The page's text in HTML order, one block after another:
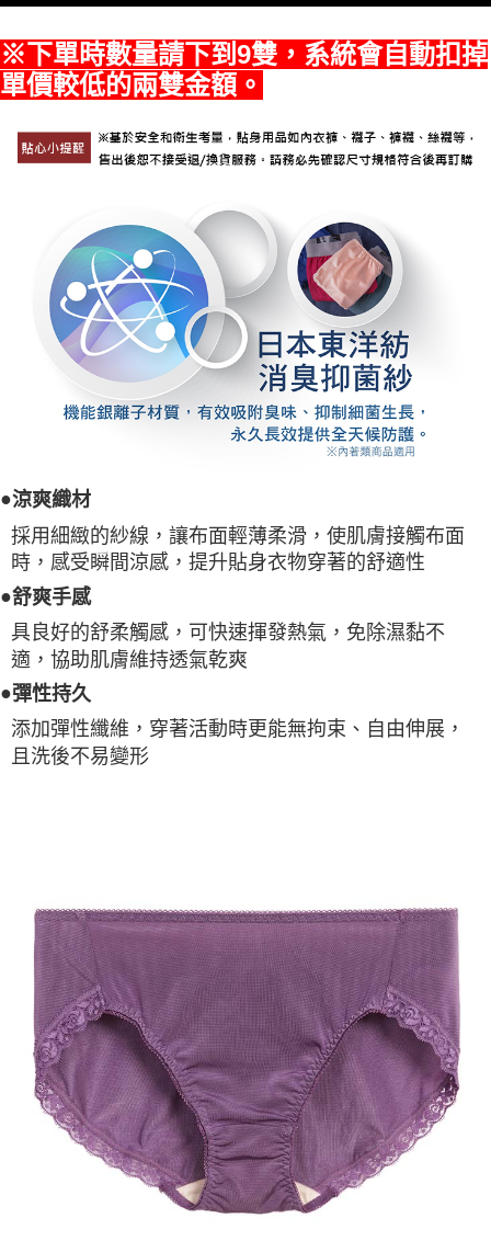
※下單時數量請下到9雙，系統會自動扣掉
單價較低的兩雙金額。
●涼爽織材
採用細緻的紗線，讓布面輕薄柔滑，使肌膚接觸布面
時，感受瞬間涼感，提升貼身衣物穿著的舒適性
●舒爽手感
具良好的舒柔觸感，可快速揮發熱氣，免除濕黏不
適，協助肌膚維持透氣乾爽
●彈性持久
添加彈性纖維，穿著活動時更能無拘束、自由伸展，
且洗後不易變形